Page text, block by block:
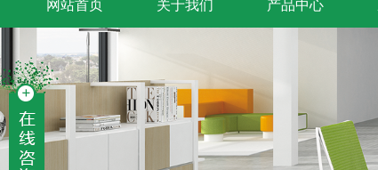
网站首页 关于我们 产品中心
解决整体方案-banner